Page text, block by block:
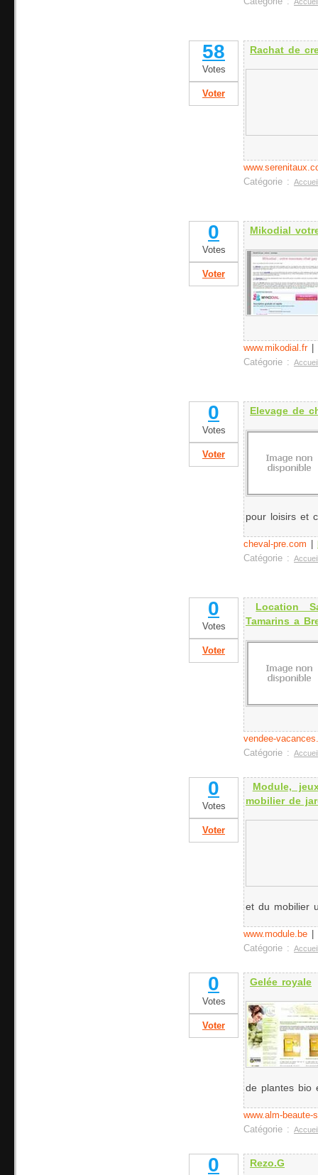
58
Votes
Voter
Rachat de
Catégorie : Accueil
0
Votes
Voter
Mikodial
www.mikodial.fr|
Catégorie : Accueil
0
Votes
Voter
Elevage de
pour loisirs et
cheval-pre.com
Catégorie : Accueil
0
Votes
Voter
Location
Tamarins a
vendee-
Catégorie : Accueil
0
Votes
Voter
Module,
mobilier de
et du mobilier
www.module.be
Catégorie : Accueil
0
Votes
Voter
Gelée royale
de plantes bio
www.alm-beaute-
Catégorie : Accueil
0 Rezo.G